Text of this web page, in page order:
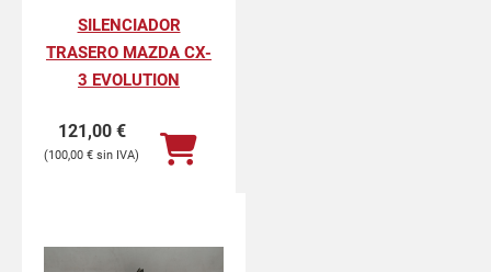
SILENCIADOR
TRASERO MAZDA CX-
3 EVOLUTION
121,00 €
100,00 €